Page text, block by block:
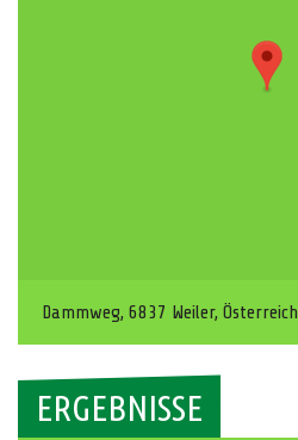
Dammweg, 6837 Weiler, Österreich
ERGEBNISSE